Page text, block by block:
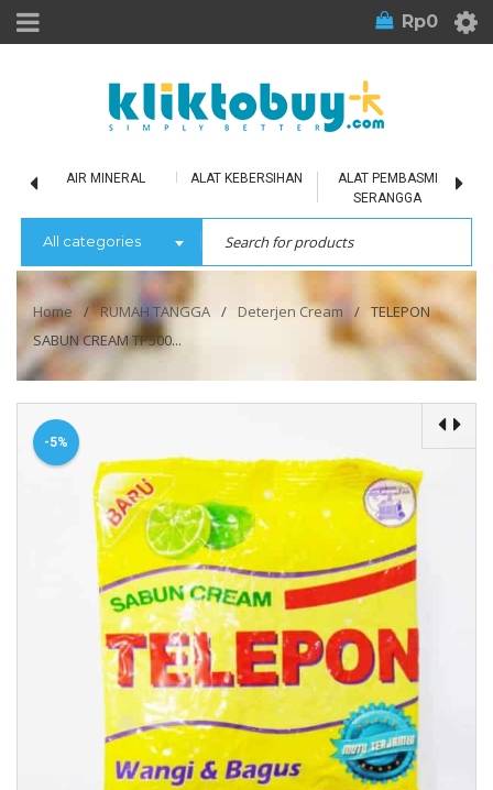
Rp0
AIR MINERAL ALAT KEBERSIHAN
ALAT PEMBASMI
SERANGGA
All categories
Home / RUMAH TANGGA / Deterjen Cream / TELEPON
SABUN CREAM TP500...
-5%